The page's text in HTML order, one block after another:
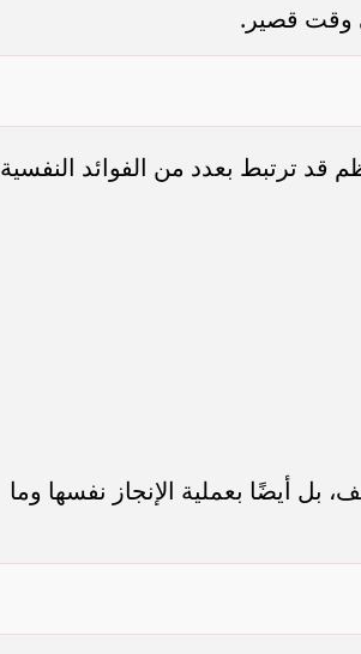
وقت قصير.
ترتبط بعدد من الفوائد النفسية
بل أيضًا بعملية الإنجاز نفسها وما